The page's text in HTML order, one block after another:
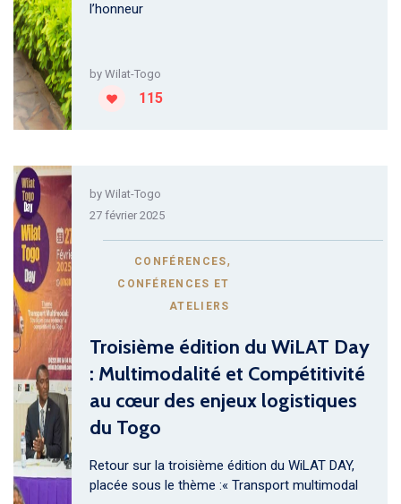
l’honneur
by Wilat-Togo
115
by Wilat-Togo
27 février 2025
CONFÉRENCES,
CONFÉRENCES ET
ATELIERS
Troisième édition du WiLAT Day
: Multimodalité et Compétitivité
au cœur des enjeux logistiques
du Togo
Retour sur la troisième édition du WiLAT DAY,
placée sous le thème :« Transport multimodal